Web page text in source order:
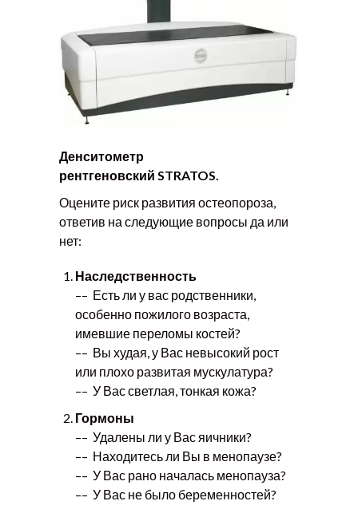
Денситометр
рентгеновский STRATOS.
Оцените риск развития остеопороза,
ответив на следующие вопросы да или
нет:
Наследственность
–– Есть ли у вас родственники,
особенно пожилого возраста,
имевшие переломы костей?
–– Вы худая, у Вас невысокий рост
или плохо развитая мускулатура?
–– У Вас светлая, тонкая кожа?
Гормоны
–– Удалены ли у Вас яичники?
–– Находитесь ли Вы в менопаузе?
–– У Вас рано началась менопауза?
–– У Вас не было беременностей?